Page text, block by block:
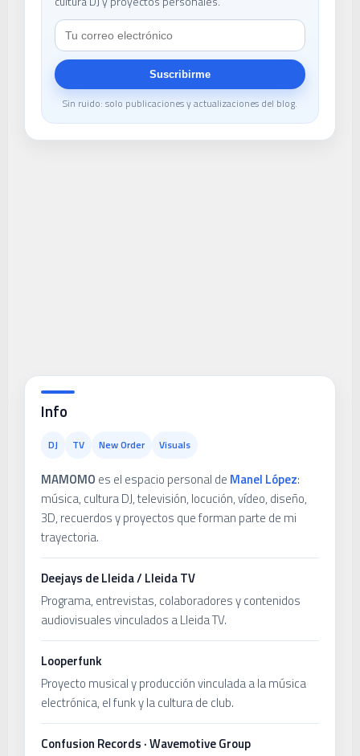
Suscribirme
Sin ruido: solo publicaciones y actualizaciones del blog.
Info
DJ TV New Order Visuals
MAMOMO es el espacio personal de Manel López:
música, cultura DJ, televisión, locución, vídeo, diseño,
3D, recuerdos y proyectos que forman parte de mi
trayectoria.
Deejays de Lleida / Lleida TV
Programa, entrevistas, colaboradores y contenidos
audiovisuales vinculados a Lleida TV.
Looperfunk
Proyecto musical y producción vinculada a la música
electrónica, el funk y la cultura de club.
Confusion Records · Wavemotive Group